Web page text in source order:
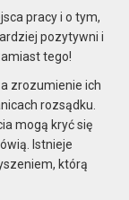
pracy i o tym,
pozytywni i
tego!
zrozumienie ich
rozsądku.
mogą kryć się
Istnieje
którą